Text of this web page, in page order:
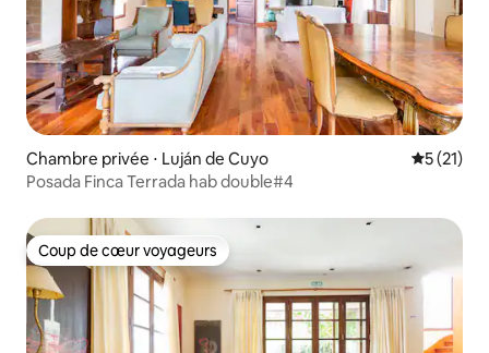
Chambre privée ⋅ Luján de Cuyo
5 (21)
Posada Finca Terrada hab double#4
Coup de cœur voyageurs
Coup de cœur voyageurs